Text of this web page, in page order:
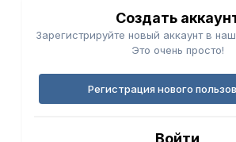
Создать
Зарегистрируйте новый аккаунт в
Это очень просто!
Регистрация нового